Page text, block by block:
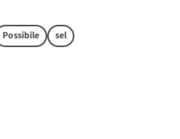
Possibile sel